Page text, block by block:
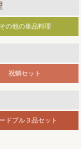
その他の単品料理
祝鯛セット
ドブル３品セット